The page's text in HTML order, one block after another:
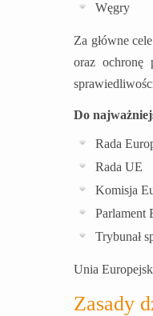
Węgry
Za główne
oraz ochronę
Do
Rada
Rada UE
Komisja
Parlament
Trybunał
Unia
Zasady